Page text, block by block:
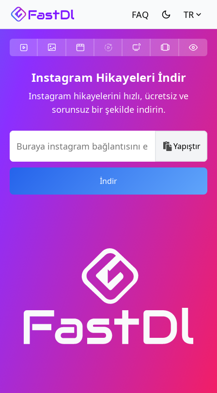
TR
Instagram Hikayeleri İndir
Instagram hikayelerini hızlı, ücretsiz ve
sorunsuz bir şekilde indirin.
Yapıştır
İndir